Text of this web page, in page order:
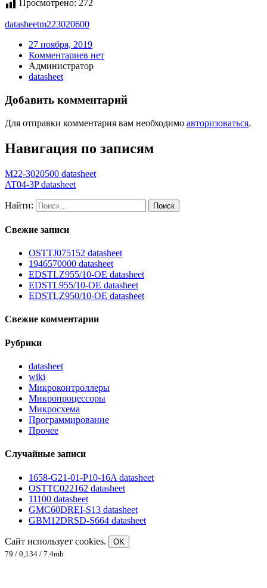
Просмотрено: 272
datasheetm223020600
27 ноября, 2019
Комментариев нет
Администратор
datasheet
Добавить комментарий
Для отправки комментария вам необходимо авторизоваться.
Навигация по записям
M22-3020500 datasheet
AT04-3P datasheet
Найти:
Свежие записи
OSTTJ075152 datasheet
1946570000 datasheet
EDSTLZ955/10-OE datasheet
EDSTL955/10-OE datasheet
EDSTLZ950/10-OE datasheet
Свежие комментарии
Рубрики
datasheet
wiki
Микроконтроллеры
Микропроцессоры
Микросхема
Программирование
Прочее
Случайные записи
1658-G21-01-P10-16A datasheet
OSTTC022162 datasheet
11100 datasheet
GMC60DREI-S13 datasheet
GBM12DRSD-S664 datasheet
Сайт использует cookies.
OK
79 / 0,134 / 7.4mb